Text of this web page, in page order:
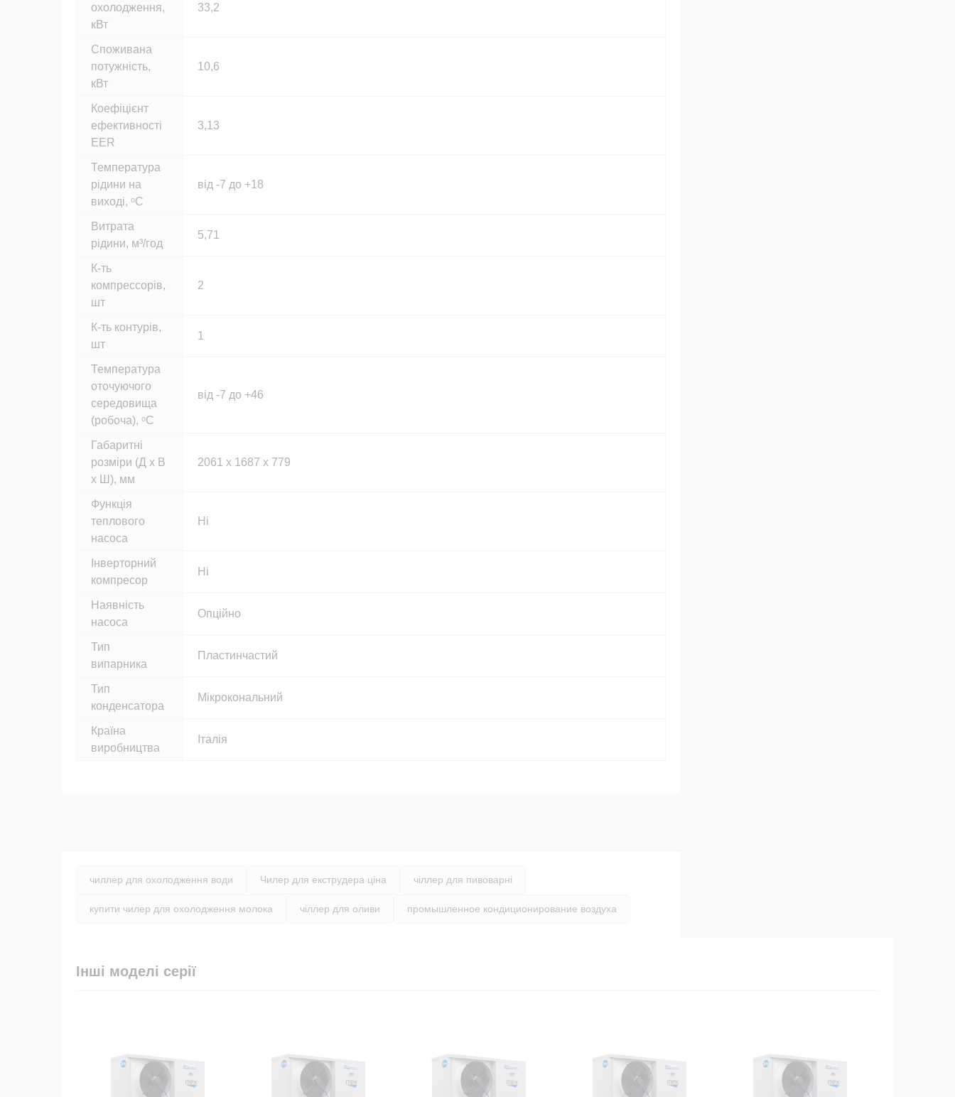
охолодження,
кВт
33,2
Споживана
потужність,
кВт
10,6
Коефіцієнт
ефективності
EER
3,13
Температура
рідини на
виході, ᵒС
від -7 до +18
Витрата
рідини, м³/год
5,71
К-ть
компрессорів,
шт
2
К-ть контурів,
шт
1
Температура
оточуючого
середовища
(робоча), ᵒС
від -7 до +46
Габаритні
розміри (Д х В
х Ш), мм
2061 х 1687 х 779
Функція
теплового
насоса
Ні
Інверторний
компресор
Ні
Наявність
насоса
Опційно
Тип
випарника
Пластинчастий
Тип
конденсатора
Мікрокональний
Країна
виробництва
Італія
чиллер для охолодження води Чилер для екструдера ціна чіллер для пивоварні
купити чилер для охолодження молока чіллер для оливи промышленное кондиционирование воздуха
Інші моделі серії